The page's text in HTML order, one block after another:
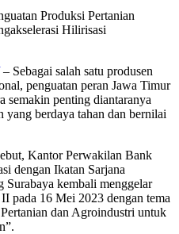
Produksi Pertanian
Hilirisasi
– Sebagai salah satu produsen
penguatan peran Jawa Timur
semakin penting diantaranya
yang berdaya tahan dan bernilai
Kantor Perwakilan Bank
dengan Ikatan Sarjana
kembali menggelar
pada 16 Mei 2023 dengan tema
dan Agroindustri untuk